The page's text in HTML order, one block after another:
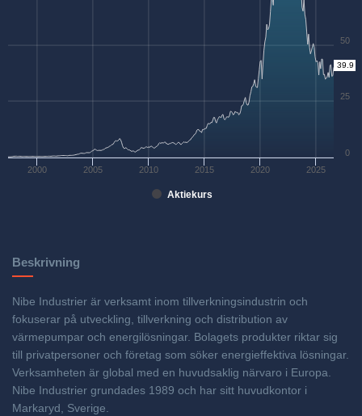
Aktiekurs
2000 2005 2010 2015 2020 2025
0
25
50
39.9
Beskrivning
Nibe Industrier är verksamt inom tillverkningsindustrin och
fokuserar på utveckling, tillverkning och distribution av
värmepumpar och energilösningar. Bolagets produkter riktar sig
till privatpersoner och företag som söker energieffektiva lösningar.
Verksamheten är global med en huvudsaklig närvaro i Europa.
Nibe Industrier grundades 1989 och har sitt huvudkontor i
Markaryd, Sverige.